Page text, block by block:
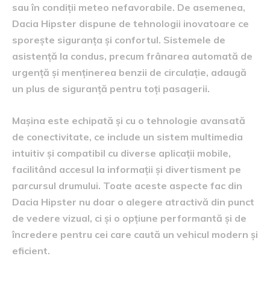
sau în condiții meteo nefavorabile. De asemenea,
Dacia Hipster dispune de tehnologii inovatoare ce
sporește siguranța și confortul. Sistemele de
asistență la condus, precum frânarea automată de
urgență și menținerea benzii de circulație, adaugă
un plus de siguranță pentru toți pasagerii.
Mașina este echipată și cu o tehnologie avansată
de conectivitate, ce include un sistem multimedia
intuitiv și compatibil cu diverse aplicații mobile,
facilitând accesul la informații și divertisment pe
parcursul drumului. Toate aceste aspecte fac din
Dacia Hipster nu doar o alegere atractivă din punct
de vedere vizual, ci și o opțiune performantă și de
încredere pentru cei care caută un vehicul modern și
eficient.